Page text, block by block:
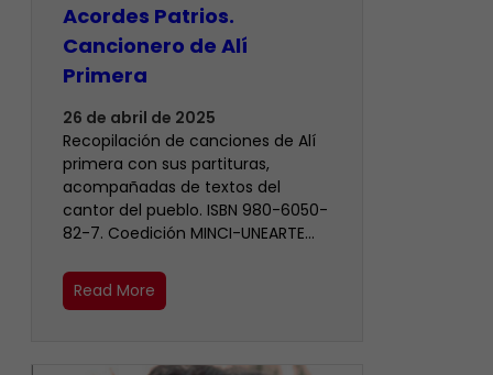
Acordes Patrios.
Cancionero de Alí
Primera
26 de abril de 2025
Recopilación de canciones de Alí
primera con sus partituras,
acompañadas de textos del
cantor del pueblo. ISBN 980-6050-
82-7. Coedición MINCI-UNEARTE…
Read More